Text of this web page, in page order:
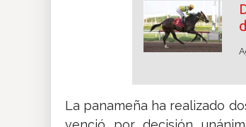
La panameña ha realizado